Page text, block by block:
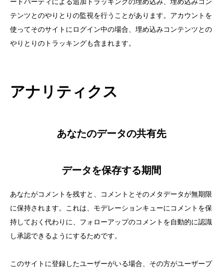
テンツとのやりとりの監視を行うことがあります。アカウントを
使ってそのサイトにログイン中の場合、埋め込みコンテンツとの
やりとりのトラッキングも含まれます。
アナリティクス
あなたのデータの共有先
データを保存する期間
あなたがコメントを残すと、コメントとそのメタデータが無期限
に保持されます。これは、モデレーションキューにコメントを保
持しておく代わりに、フォローアップのコメントを自動的に認識
し承認できるようにするためです。
このサイトに登録したユーザーがいる場合、その方がユーザープ